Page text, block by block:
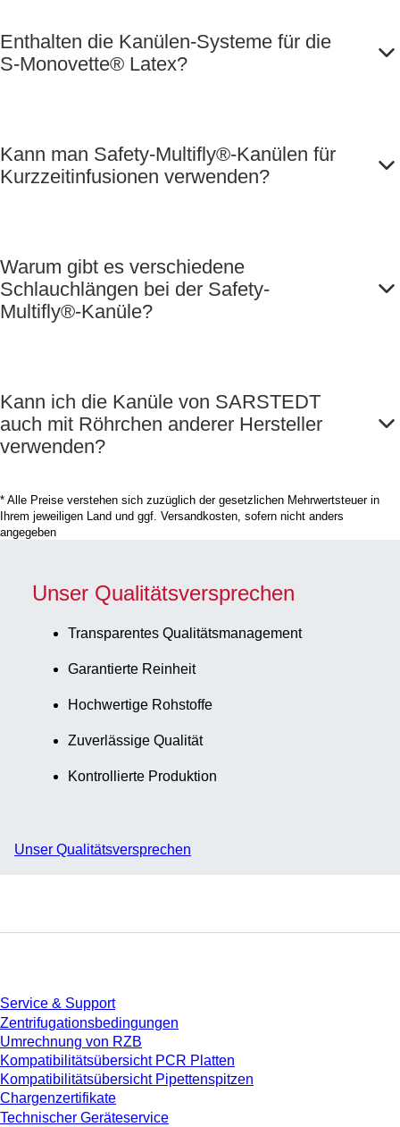
Enthalten die Kanülen-Systeme für die
S-Monovette® Latex?
Kann man Safety-Multifly®-Kanülen für
Kurzzeitinfusionen verwenden?
Warum gibt es verschiedene
Schlauchlängen bei der Safety-
Multifly®-Kanüle?
Kann ich die Kanüle von SARSTEDT
auch mit Röhrchen anderer Hersteller
verwenden?
* Alle Preise verstehen sich zuzüglich der gesetzlichen Mehrwertsteuer in
Ihrem jeweiligen Land und ggf. Versandkosten, sofern nicht anders
angegeben
Unser Qualitätsversprechen
Transparentes Qualitätsmanagement
Garantierte Reinheit
Hochwertige Rohstoffe
Zuverlässige Qualität
Kontrollierte Produktion
Unser Qualitätsversprechen
Service & Support
Zentrifugationsbedingungen
Umrechnung von RZB
Kompatibilitätsübersicht PCR Platten
Kompatibilitätsübersicht Pipettenspitzen
Chargenzertifikate
Technischer Geräteservice